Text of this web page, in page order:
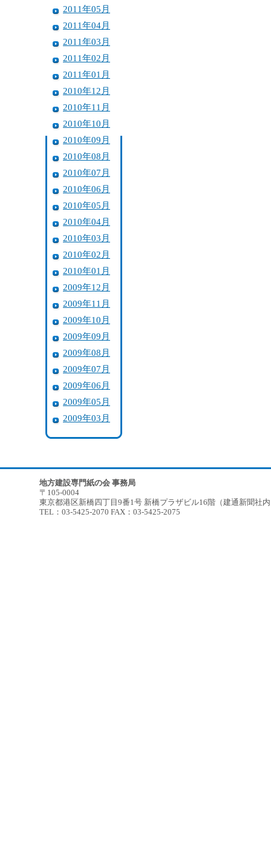
2011年05月
2011年04月
2011年03月
2011年02月
2011年01月
2010年12月
2010年11月
2010年10月
2010年09月
2010年08月
2010年07月
2010年06月
2010年05月
2010年04月
2010年03月
2010年02月
2010年01月
2009年12月
2009年11月
2009年10月
2009年09月
2009年08月
2009年07月
2009年06月
2009年05月
2009年03月
地方建設専門紙の会 事務局
〒105-0004
東京都港区新橋四丁目9番1号 新橋プラザビル16階（建通新聞社
TEL：03-5425-2070 FAX：03-5425-2075